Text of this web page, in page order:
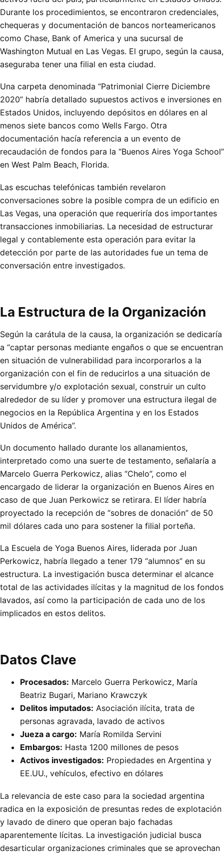
Durante los procedimientos, se encontraron credenciales,
chequeras y documentación de bancos norteamericanos
como Chase, Bank of America y una sucursal de
Washington Mutual en Las Vegas. El grupo, según la causa,
aseguraba tener una filial en esta ciudad.
Una carpeta denominada “Patrimonial Cierre Diciembre
2020” habría detallado supuestos activos e inversiones en
Estados Unidos, incluyendo depósitos en dólares en al
menos siete bancos como Wells Fargo. Otra
documentación hacía referencia a un evento de
recaudación de fondos para la “Buenos Aires Yoga School”
en West Palm Beach, Florida.
Las escuchas telefónicas también revelaron
conversaciones sobre la posible compra de un edificio en
Las Vegas, una operación que requeriría dos importantes
transacciones inmobiliarias. La necesidad de estructurar
legal y contablemente esta operación para evitar la
detección por parte de las autoridades fue un tema de
conversación entre investigados.
La Estructura de la Organización
Según la carátula de la causa, la organización se dedicaría
a “captar personas mediante engaños o que se encuentran
en situación de vulnerabilidad para incorporarlos a la
organización con el fin de reducirlos a una situación de
servidumbre y/o explotación sexual, construir un culto
alrededor de su líder y promover una estructura ilegal de
negocios en la República Argentina y en los Estados
Unidos de América”.
Un documento hallado durante los allanamientos,
interpretado como una suerte de testamento, señalaría a
Marcelo Guerra Perkowicz, alias “Chelo”, como el
encargado de liderar la organización en Buenos Aires en
caso de que Juan Perkowicz se retirara. El líder habría
proyectado la recepción de “sobres de donación” de 50
mil dólares cada uno para sostener la filial porteña.
La Escuela de Yoga Buenos Aires, liderada por Juan
Perkowicz, habría llegado a tener 179 “alumnos” en su
estructura. La investigación busca determinar el alcance
total de las actividades ilícitas y la magnitud de los fondos
lavados, así como la participación de cada uno de los
implicados en estos delitos.
Datos Clave
Procesados: Marcelo Guerra Perkowicz, María
Beatriz Bugari, Mariano Krawczyk
Delitos imputados: Asociación ilícita, trata de
personas agravada, lavado de activos
Jueza a cargo: María Romilda Servini
Embargos: Hasta 1200 millones de pesos
Activos investigados: Propiedades en Argentina y
EE.UU., vehículos, efectivo en dólares
La relevancia de este caso para la sociedad argentina
radica en la exposición de presuntas redes de explotación
y lavado de dinero que operan bajo fachadas
aparentemente lícitas. La investigación judicial busca
desarticular organizaciones criminales que se aprovechan